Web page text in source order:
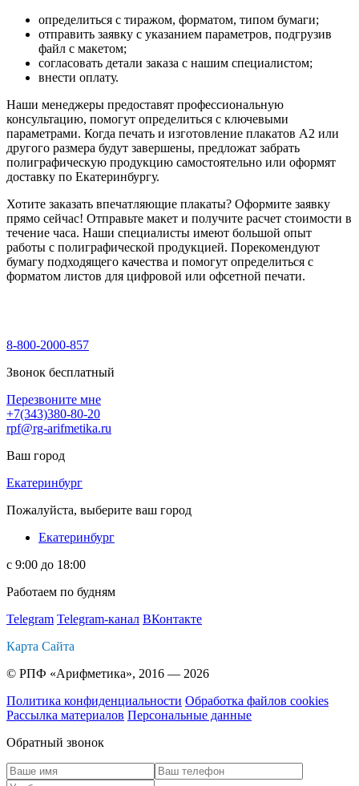
определиться с тиражом, форматом, типом бумаги;
отправить заявку с указанием параметров, подгрузив
файл с макетом;
согласовать детали заказа с нашим специалистом;
внести оплату.
Наши менеджеры предоставят профессиональную
консультацию, помогут определиться с ключевыми
параметрами. Когда печать и изготовление плакатов А2 или
другого размера будут завершены, предложат забрать
полиграфическую продукцию самостоятельно или оформят
доставку по Екатеринбургу.
Хотите заказать впечатляющие плакаты? Оформите заявку
прямо сейчас! Отправьте макет и получите расчет стоимости в
течение часа. Наши специалисты имеют большой опыт
работы с полиграфической продукцией. Порекомендуют
бумагу подходящего качества и помогут определиться с
форматом листов для цифровой или офсетной печати.
8-800-2000-857
Звонок бесплатный
Перезвоните мне
+7(343)380-80-20
rpf@rg-arifmetika.ru
Ваш город
Екатеринбург
Пожалуйста, выберите ваш город
Екатеринбург
с 9:00 до 18:00
Работаем по будням
Telegram Telegram-канал ВКонтакте
Карта Сайта
© РПФ «Арифметика», 2016 — 2026
Политика конфиденциальности Обработка файлов cookies
Рассылка материалов Персональные данные
Обратный звонок